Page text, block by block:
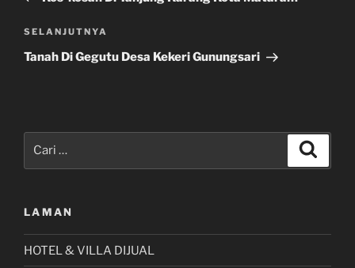
Pos
Selanjutnya
SELANJUTNYA
Tanah Di Gegutu Desa Kekeri Gunungsari
LAMAN
HOTEL & VILLA DIJUAL